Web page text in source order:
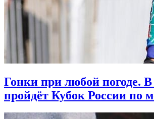
Гонки при любой погоде.
пройдёт Кубок России по